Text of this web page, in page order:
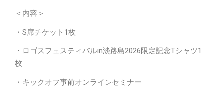
＜内容＞
・S席チケット1枚
・ロゴスフェスティバルin淡路島2026限定記念Tシャツ1
枚
・キックオフ事前オンラインセミナー